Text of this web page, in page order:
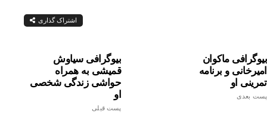
اشتراک گذاری
بیوگرافی سیاوش
قمیشی به همراه
حواشی زندگی شخصی
او
پست قبلی
بیوگرافی ماکوان
امیرخانی و برنامه
تمرینی او
پست بعدی